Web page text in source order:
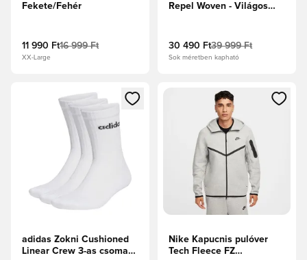
Fekete/Fehér
11 990 Ft16 999 Ft
XX-Large
Repel Woven - Világos
30 490 Ft39 999 Ft
Sok méretben kapható
Megnyit egy modált a bejelentkezéshez vagy a tagként
adidas Zokni Cushioned
Linear Crew 3-as csomag
Megnyit egy modált a
Nike Kapucnis pulóver
Tech Fleece FZ